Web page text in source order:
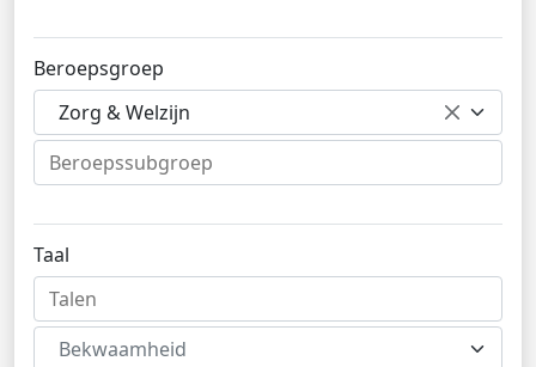
Beroepsgroep
Zorg & Welzijn
Taal
Bekwaamheid